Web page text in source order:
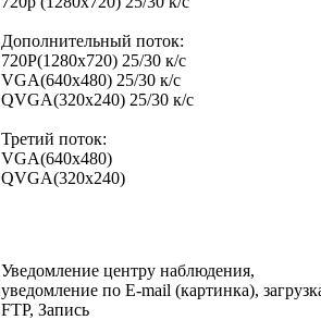
Дополнительный поток:
720P(1280x720) 25/30 к/с
VGA(640x480) 25/30 к/с
QVGA(320x240) 25/30 к/с
Третий поток:
VGA(640x480)
QVGA(320x240)
Уведомление центру наблюдения,
уведомление по E-mail (картинка),
FTP, Запись